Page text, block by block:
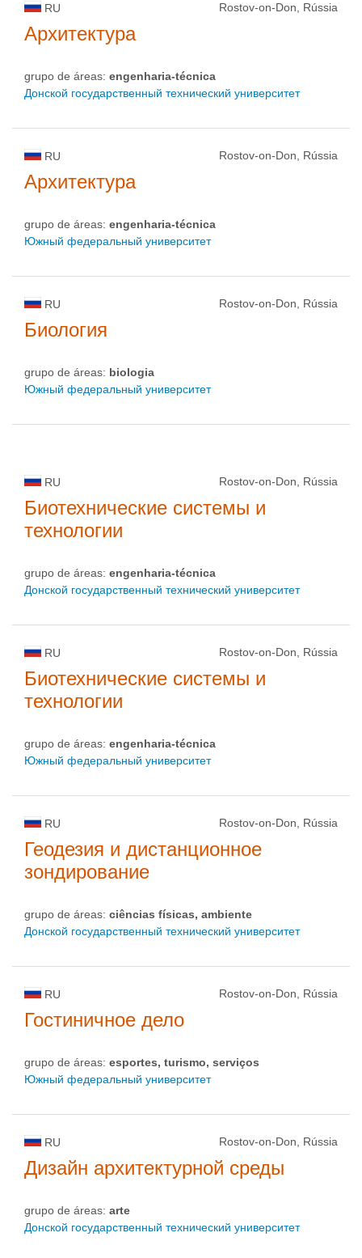
RU Rostov-on-Don, Rússia
Архитектура
grupo de áreas: engenharia-técnica
Донской государственный технический университет
RU Rostov-on-Don, Rússia
Архитектура
grupo de áreas: engenharia-técnica
Южный федеральный университет
RU Rostov-on-Don, Rússia
Биология
grupo de áreas: biologia
Южный федеральный университет
RU Rostov-on-Don, Rússia
Биотехнические системы и
технологии
grupo de áreas: engenharia-técnica
Донской государственный технический университет
RU Rostov-on-Don, Rússia
Биотехнические системы и
технологии
grupo de áreas: engenharia-técnica
Южный федеральный университет
RU Rostov-on-Don, Rússia
Геодезия и дистанционное
зондирование
grupo de áreas: ciências físicas, ambiente
Донской государственный технический университет
RU Rostov-on-Don, Rússia
Гостиничное дело
grupo de áreas: esportes, turismo, serviços
Южный федеральный университет
RU Rostov-on-Don, Rússia
Дизайн архитектурной среды
grupo de áreas: arte
Донской государственный технический университет